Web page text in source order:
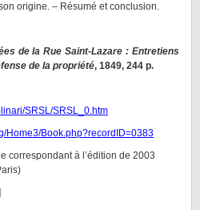
origine. – Résumé et conclusion.
de la Rue Saint-Lazare : Entretiens
de la propriété, 1849, 244 p.
SRSL/SRSL_0.htm
Home3/Book.php?recordID=0383
correspondant à l’édition de 2003